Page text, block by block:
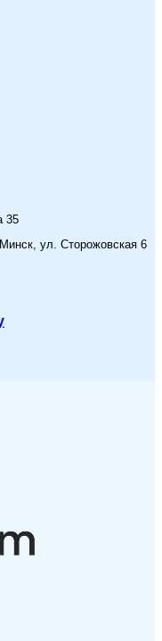
35
ул. Сторожовская 6